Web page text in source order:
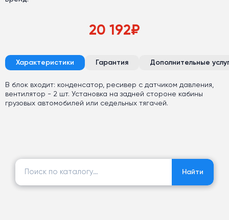
20 192₽
Характеристики Гарантия Дополнительные
В блок входит: конденсатор, ресивер с датчиком давления,
вентилятор - 2 шт. Установка на задней стороне кабины
грузовых автомобилей или седельных тягачей.
Найти:
Найти